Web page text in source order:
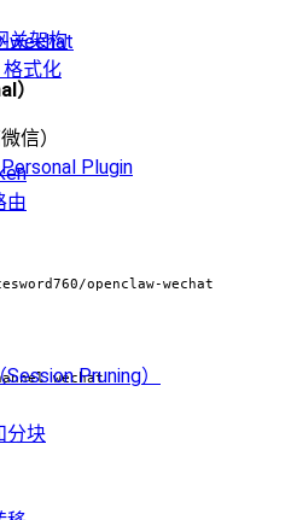
关架构
式化
由
Pruning）
分块
wechat
）
信）
Plugin
wechat